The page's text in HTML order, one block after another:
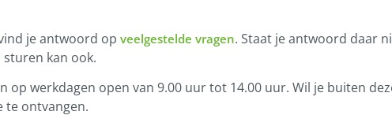
je antwoord op veelgestelde vragen. Staat je antwoord daar
sturen kan ook.
werkdagen open van 9.00 uur tot 14.00 uur. Wil je buiten
te ontvangen.